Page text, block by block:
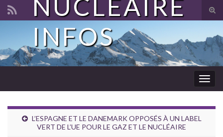
Search for:
NUCLÉAIRE
INFOS
L’ESPAGNE ET LE DANEMARK OPPOSÉS À UN LABEL
VERT DE L’UE POUR LE GAZ ET LE NUCLÉAIRE